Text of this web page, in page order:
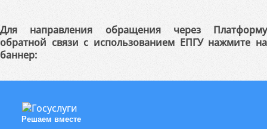
Для направления обращения через Платформу
обратной связи с использованием ЕПГУ нажмите на
баннер:
Решаем вместе